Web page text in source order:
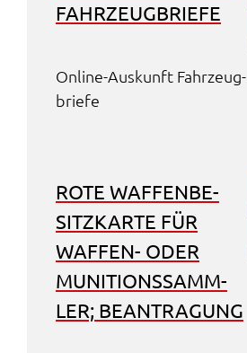
FAHR­ZEUG­BRIE­FE
Online-Auskunft Fahr­zeug­
brie­fe
ROTE WAFFEN­BE­
SITZ­KAR­TE FÜR
WAFFEN- ODER
MUNI­TI­ONS­SAMM­
LER; BEAN­TRA­GUNG